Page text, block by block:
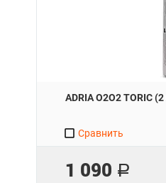
ADRIA O2O2 TORIC
1 090 Р
Сравнить